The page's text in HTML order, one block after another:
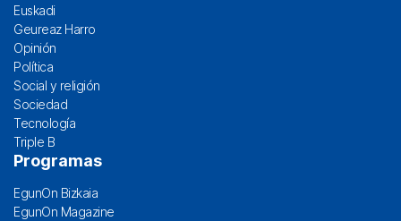
Euskadi
Geureaz Harro
Opinión
Política
Social y religión
Sociedad
Tecnología
Triple B
Programas
EgunOn Bizkaia
EgunOn Magazine